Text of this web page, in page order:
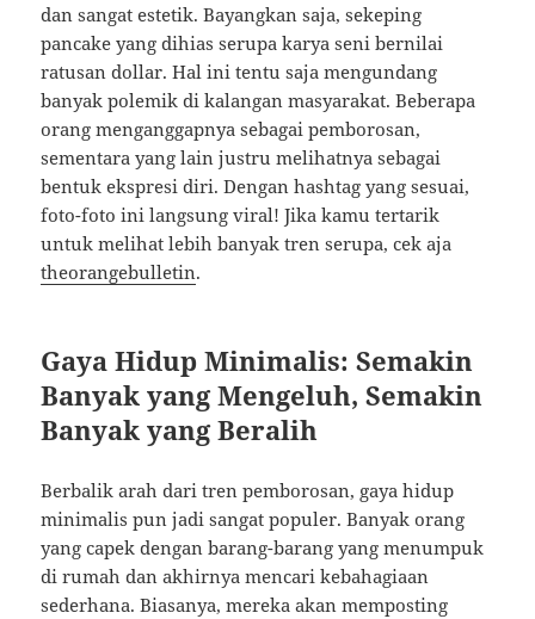
dan sangat estetik. Bayangkan saja, sekeping
pancake yang dihias serupa karya seni bernilai
ratusan dollar. Hal ini tentu saja mengundang
banyak polemik di kalangan masyarakat. Beberapa
orang menganggapnya sebagai pemborosan,
sementara yang lain justru melihatnya sebagai
bentuk ekspresi diri. Dengan hashtag yang sesuai,
foto-foto ini langsung viral! Jika kamu tertarik
untuk melihat lebih banyak tren serupa, cek aja
theorangebulletin.
Gaya Hidup Minimalis: Semakin
Banyak yang Mengeluh, Semakin
Banyak yang Beralih
Berbalik arah dari tren pemborosan, gaya hidup
minimalis pun jadi sangat populer. Banyak orang
yang capek dengan barang-barang yang menumpuk
di rumah dan akhirnya mencari kebahagiaan
sederhana. Biasanya, mereka akan memposting